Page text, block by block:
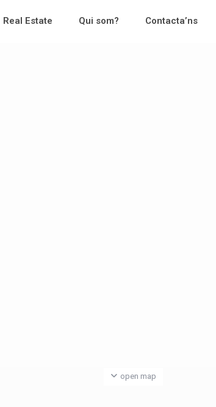
Real Estate Qui som? Contacta’ns
open map